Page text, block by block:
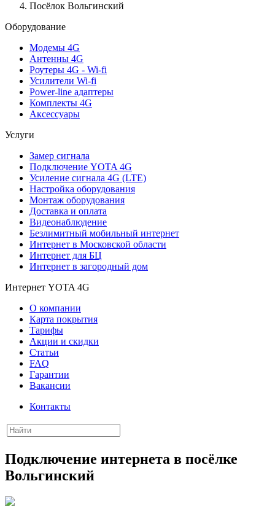
Посёлок Вольгинский
Оборудование
Модемы 4G
Антенны 4G
Роутеры 4G - Wi-fi
Усилители Wi-fi
Power-line адаптеры
Комплекты 4G
Аксессуары
Услуги
Замер сигнала
Подключение YOTA 4G
Усиление сигнала 4G (LTE)
Настройка оборудования
Монтаж оборудования
Доставка и оплата
Видеонаблюдение
Безлимитный мобильный интернет
Интернет в Московской области
Интернет для БЦ
Интернет в загородный дом
Интернет YOTA 4G
О компании
Карта покрытия
Тарифы
Акции и скидки
Статьи
FAQ
Гарантии
Вакансии
Контакты
Подключение интернета в посёлке
Вольгинский